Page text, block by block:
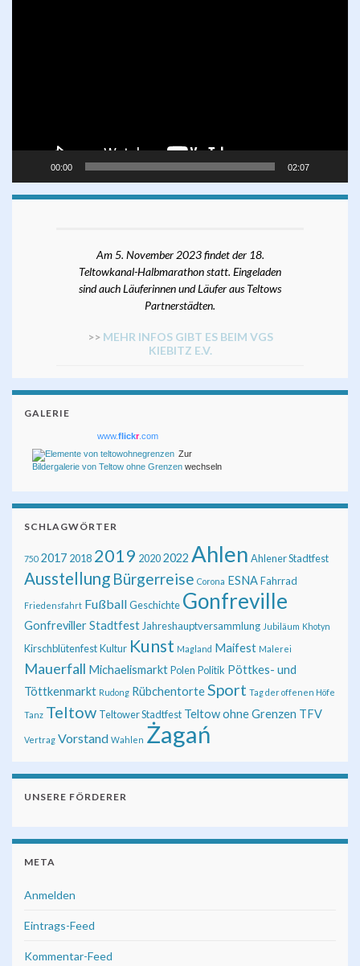
00:00 02:07
Am 5. November 2023 findet der 18.
Teltowkanal-Halbmarathon statt. Eingeladen
sind auch Läuferinnen und Läufer aus Teltows
Partnerstädten.
>> MEHR INFOS GIBT ES BEIM VGS
KIEBITZ E.V.
GALERIE
www.flickr.com
Zur
Bildergalerie von Teltow ohne Grenzen wechseln
SCHLAGWÖRTER
750 2017 2018 2019 20202022 Ahlen Ahlener Stadtfest
Ausstellung Bürgerreise Corona ESNAFahrrad
Friedensfahrt FußballGeschichte Gonfreville
Gonfreviller Stadtfest Jahreshauptversammlung Jubiläum Khotyn
KirschblütenfestKultur Kunst Magland Maifest Malerei
Mauerfall MichaelismarktPolen Politik Pöttkes- und
Töttkenmarkt Rudong RübchentorteSport Tag der offenen Höfe
Tanz Teltow Teltower Stadtfest Teltow ohne Grenzen TFV
Vertrag Vorstand Wahlen Żagań
UNSERE FÖRDERER
META
Anmelden
Eintrags-Feed
Kommentar-Feed